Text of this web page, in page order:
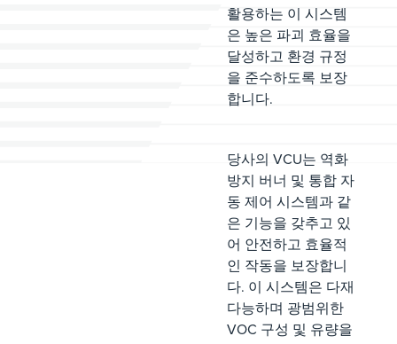
활용하는 이 시스템
은 높은 파괴 효율을
달성하고 환경 규정
을 준수하도록 보장
합니다.
당사의 VCU는 역화
방지 버너 및 통합 자
동 제어 시스템과 같
은 기능을 갖추고 있
어 안전하고 효율적
인 작동을 보장합니
다. 이 시스템은 다재
다능하며 광범위한
VOC 구성 및 유량을